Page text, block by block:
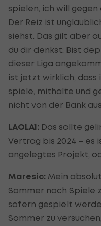
spielen, ich will
Der Reiz ist
siehst. Das gilt aber
du dir denkst: Bist
dieser Liga
ist jetzt wirklich, dass
spiele, mithalte und
nicht von der Bank
LAOLA1: Das sollte
Vertrag bis 2024 – es
angelegtes Projekt,
Maresic: Mein
Sommer noch Spiele
sofern gespielt
Sommer zu